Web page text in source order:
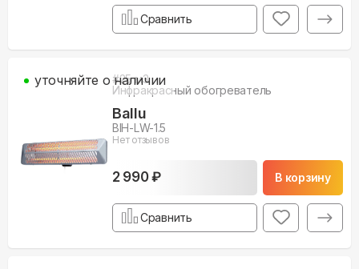
Сравнить
#25м3
Инфракрасный обогреватель
Ballu
BIH-LW-1.5
Нет отзывов
2 990 ₽ В корзину
уточняйте о наличии
Сравнить